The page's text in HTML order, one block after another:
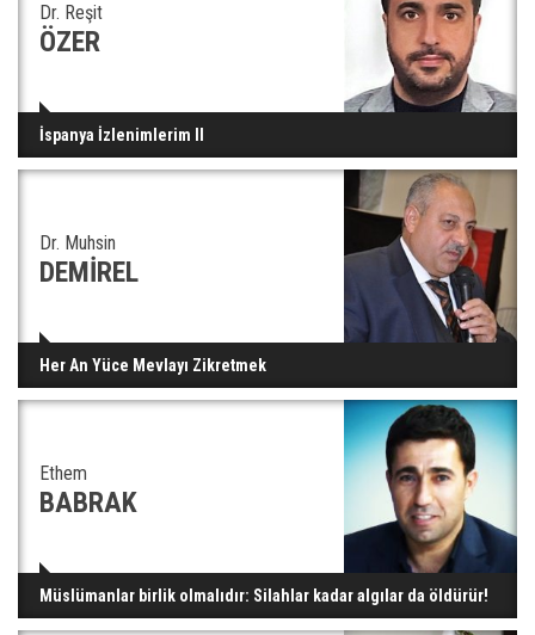
Dr. Reşit
ÖZER
İspanya İzlenimlerim II
Dr. Muhsin
DEMİREL
Her An Yüce Mevlayı Zikretmek
Ethem
BABRAK
Müslümanlar birlik olmalıdır: Silahlar kadar algılar da öldürür!